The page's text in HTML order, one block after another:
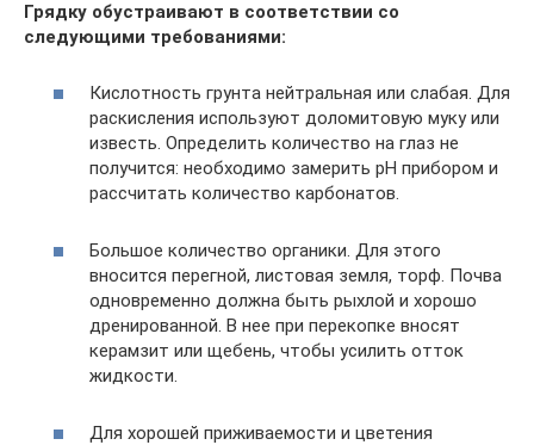
Грядку обустраивают в соответствии со
следующими требованиями:
Кислотность грунта нейтральная или слабая. Для
раскисления используют доломитовую муку или
известь. Определить количество на глаз не
получится: необходимо замерить pH прибором и
рассчитать количество карбонатов.
Большое количество органики. Для этого
вносится перегной, листовая земля, торф. Почва
одновременно должна быть рыхлой и хорошо
дренированной. В нее при перекопке вносят
керамзит или щебень, чтобы усилить отток
жидкости.
Для хорошей приживаемости и цветения